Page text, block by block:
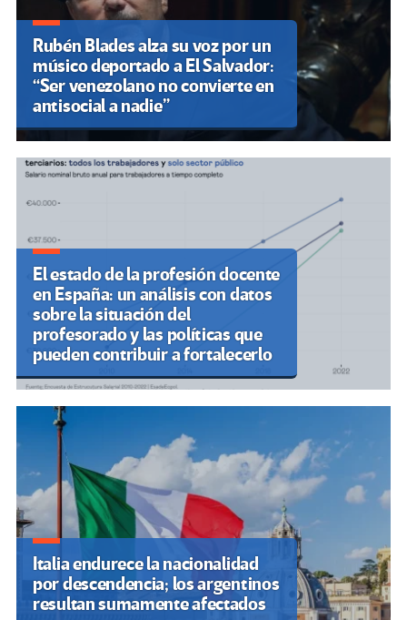
Rubén Blades alza su voz por un
músico deportado a El Salvador:
“Ser venezolano no convierte en
antisocial a nadie”
El estado de la profesión docente
en España: un análisis con datos
sobre la situación del
profesorado y las políticas que
pueden contribuir a fortalecerlo
Italia endurece la nacionalidad
por descendencia; los argentinos
resultan sumamente afectados